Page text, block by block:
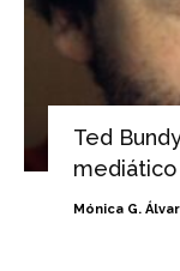
Ted
mediático
Mónica G.